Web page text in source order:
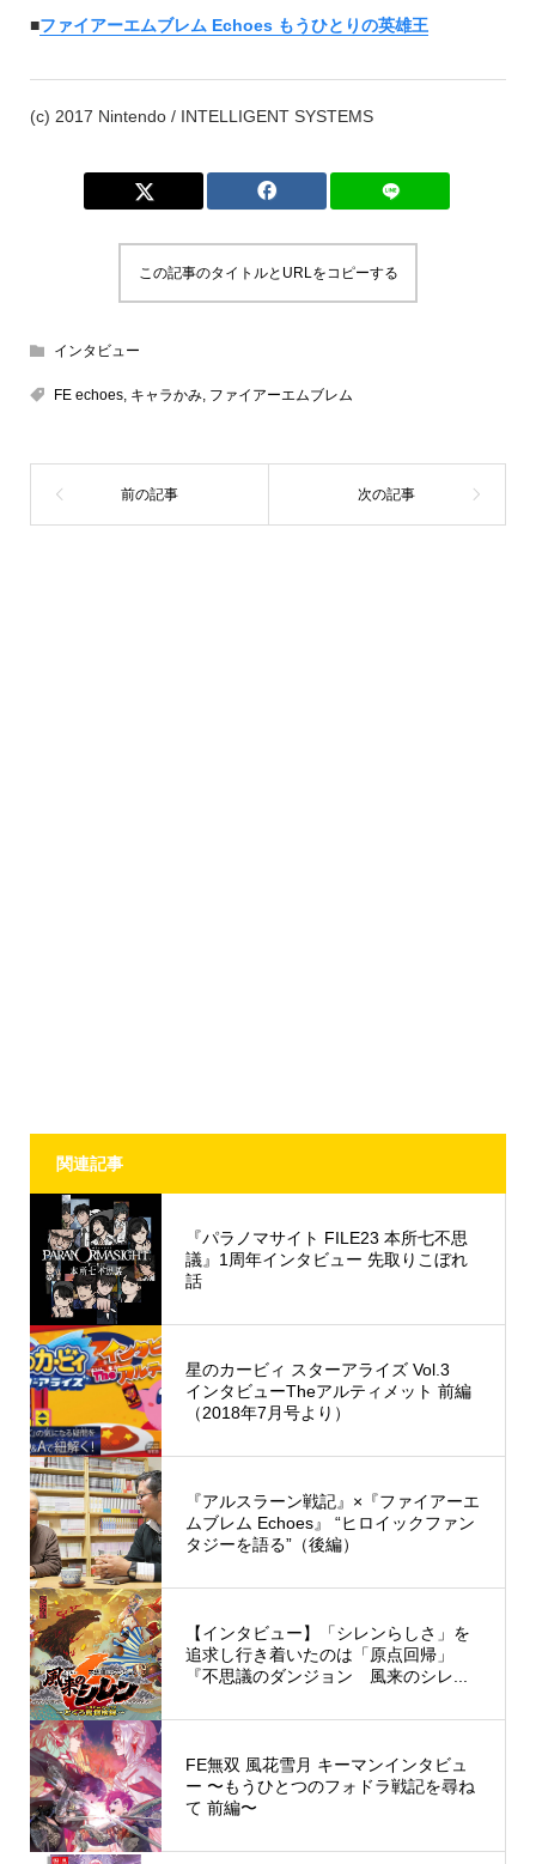
■ファイアーエムブレム Echoes もうひとりの英雄王
(c) 2017 Nintendo / INTELLIGENT SYSTEMS
この記事のタイトルとURLをコピーする
インタビュー
FE echoes, キャラかみ, ファイアーエムブレム
関連記事
『パラノマサイト FILE23 本所七不思
議』1周年インタビュー 先取りこぼれ
話
星のカービィ スターアライズ Vol.3
インタビューTheアルティメット 前編
（2018年7月号より）
『アルスラーン戦記』×『ファイアーエ
ムブレム Echoes』 “ヒロイックファン
タジーを語る”（後編）
【インタビュー】「シレンらしさ」を
追求し行き着いたのは「原点回帰」
『不思議のダンジョン 風来のシレ...
FE無双 風花雪月 キーマンインタビュ
ー 〜もうひとつのフォドラ戦記を尋ね
て 前編〜